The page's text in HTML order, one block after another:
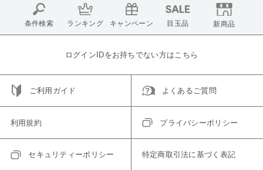
条件検索 ランキング キャンペーン 目玉品 新商品
ログインIDをお持ちでない方はこちら
ご利用ガイド よくあるご質問
利用規約 プライバシーポリシー
セキュリティーポリシー 特定商取引法に基づく表記